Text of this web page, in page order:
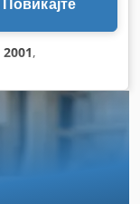
2001,